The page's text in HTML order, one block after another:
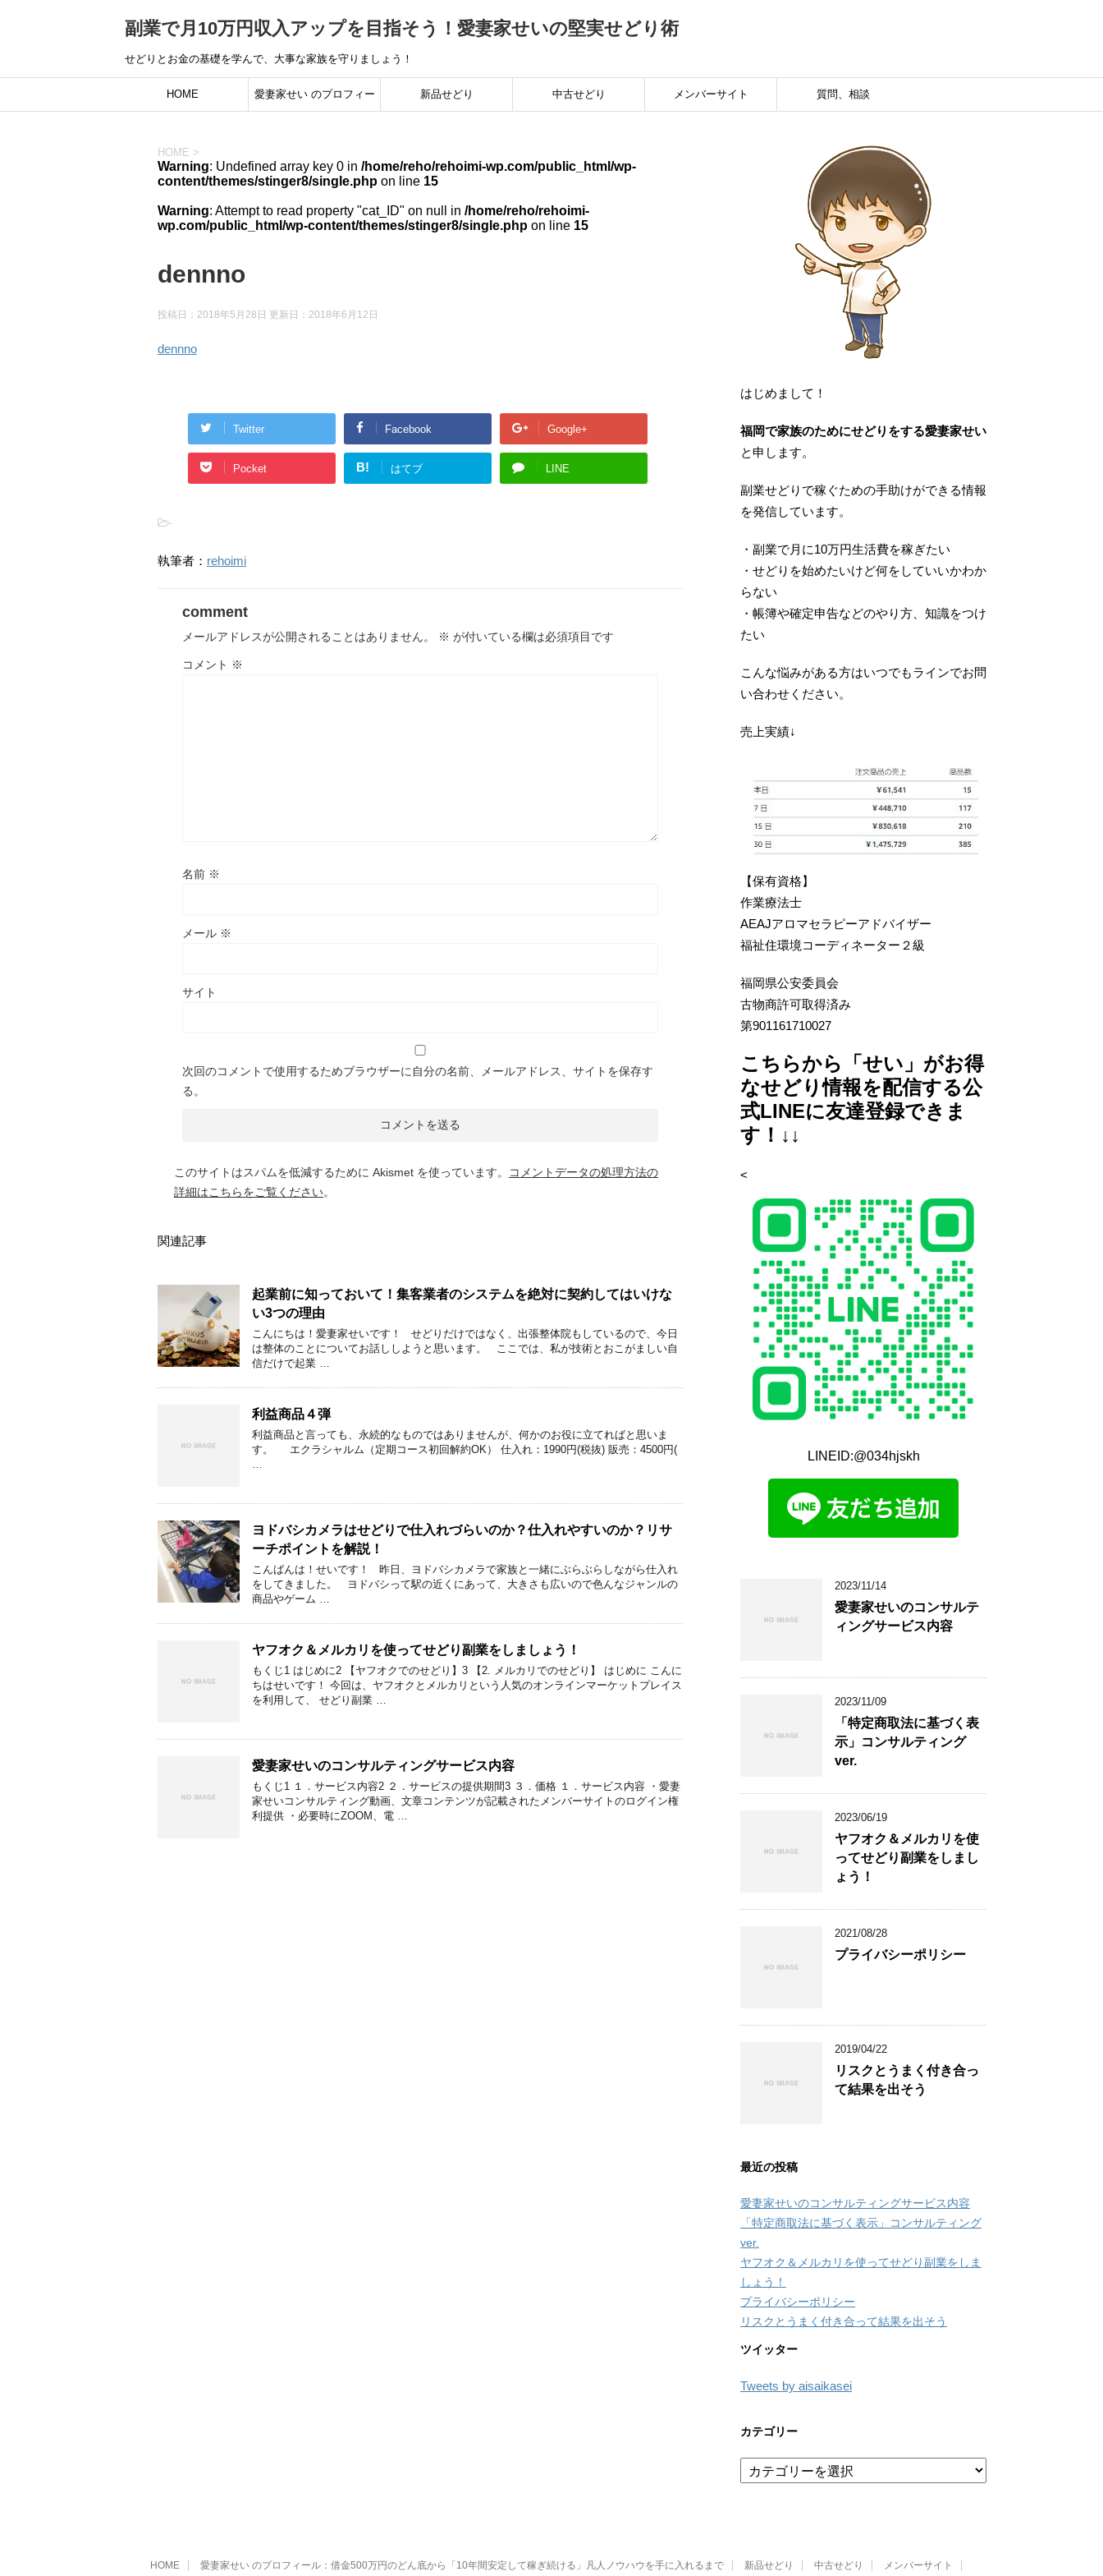
副業で月10万円収入アップを目指そう！愛妻家せいの堅実せどり術
せどりとお金の基礎を学んで、大事な家族を守りましょう！
HOME 愛妻家せい のプロフィー
から「10年間安定して稼ぎ
に入れるまで
新品せどり 中古せどり メンバーサイト 質問、相談
HOME >
Warning: Undefined array key 0 in /home/reho/rehoimi-wp.com/public_html/wp-
content/themes/stinger8/single.php on line 15
Warning: Attempt to read property "cat_ID" on null in /home/reho/rehoimi-
wp.com/public_html/wp-content/themes/stinger8/single.php on line 15
dennno
投稿日：2018年5月28日 更新日： 2018年6月12日
dennno
Twitter Facebook Google+
Pocket B! はてブ LINE
-
執筆者： rehoimi
comment
メールアドレスが公開されることはありません。 ※ が付いている欄は必須項目です
コメント ※
名前 ※
メール ※
サイト
次回のコメントで使用するためブラウザーに自分の名前、メールアドレス、サイトを保存す
る。
このサイトはスパムを低減するために Akismet を使っています。
コメントデータの処理方法の
詳細はこちらをご覧ください。
関連記事
起業前に知っておいて！集客業者のシステムを絶対に契約してはいけな
い3つの理由
こんにちは！愛妻家せいです！ せどりだけではなく、出張整体院もしているので、今日
は整体のことについてお話ししようと思います。 ここでは、私が技術とおこがましい自
信だけで起業 …
利益商品４弾
利益商品と言っても、永続的なものではありませんが、何かのお役に立てればと思いま
す。 エクラシャルム（定期コース初回解約OK） 仕入れ：1990円(税抜) 販売：4500円(
…
ヨドバシカメラはせどりで仕入れづらいのか？仕入れやすいのか？リサ
ーチポイントを解説！
こんばんは！せいです！ 昨日、ヨドバシカメラで家族と一緒にぶらぶらしながら仕入れ
をしてきました。 ヨドバシって駅の近くにあって、大きさも広いので色んなジャンルの
商品やゲーム …
ヤフオク＆メルカリを使ってせどり副業をしましょう！
もくじ1 はじめに2 【ヤフオクでのせどり】3 【2. メルカリでのせどり】 はじめに こんに
ちはせいです！ 今回は、ヤフオクとメルカリという人気のオンラインマーケットプレイス
を利用して、 せどり副業 …
愛妻家せいのコンサルティングサービス内容
もくじ1 １．サービス内容2 ２．サービスの提供期間3 ３．価格 １．サービス内容 ・愛妻
家せいコンサルティング動画、文章コンテンツが記載されたメンバーサイトのログイン権
利提供 ・必要時にZOOM、電 …
はじめまして！
福岡で家族のためにせどりをする愛妻家せい
と申します。
副業せどりで稼ぐための手助けができる情報
を発信しています。
・副業で月に10万円生活費を稼ぎたい
・せどりを始めたいけど何をしていいかわか
らない
・帳簿や確定申告などのやり方、知識をつけ
たい
こんな悩みがある方はいつでもラインでお問
い合わせください。
売上実績↓
【保有資格】
作業療法士
AEAJアロマセラピーアドバイザー
福祉住環境コーディネーター２級
福岡県公安委員会
古物商許可取得済み
第901161710027
こちらから「せい」がお得
なせどり情報を配信する公
式LINEに友達登録できま
す！↓↓
<
LINEID:@034hjskh
2023/11/14
愛妻家せいのコンサルテ
ィングサービス内容
2023/11/09
「特定商取法に基づく表
示」コンサルティング
ver.
2023/06/19
ヤフオク＆メルカリを使
ってせどり副業をしまし
ょう！
2021/08/28
プライバシーポリシー
2019/04/22
リスクとうまく付き合っ
て結果を出そう
最近の投稿
愛妻家せいのコンサルティングサービス内容
「特定商取法に基づく表示」コンサルティング
ver.
ヤフオク＆メルカリを使ってせどり副業をしま
しょう！
プライバシーポリシー
リスクとうまく付き合って結果を出そう
ツイッター
Tweets by aisaikasei
カテゴリー
テ
HOME 愛妻家せい のプロフィール：借金500万円のどん底から「10年間安定して稼ぎ続ける」凡人ノウハウを手に入れるまで 新品せどり 中古せどり
メンバーサイト